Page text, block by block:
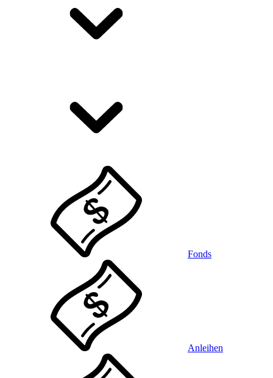
Fonds
Anleihen